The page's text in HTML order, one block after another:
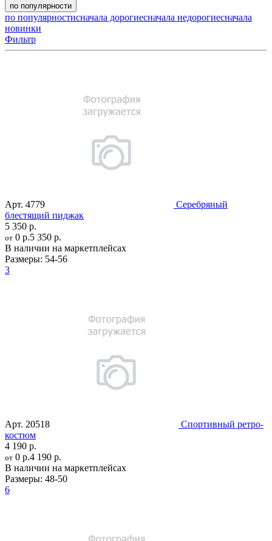
по популярности
по популярностисначала дорогиесначала недорогиесначала
новинки
Фильтр
Арт. 4779
Серебряный
блестящий пиджак
5 350 р.
от 0 р.5 350 р.
В наличии на маркетплейсах
Размеры: 54-56
3
Арт. 20518
Спортивный ретро-
костюм
4 190 р.
от 0 р.4 190 р.
В наличии на маркетплейсах
Размеры: 48-50
6